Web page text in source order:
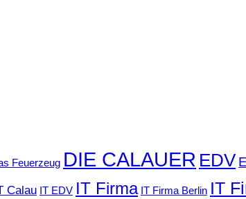
Feuerzeug DIE CALAUER EDV
Calau IT EDV IT Firma IT Firma Berlin IT